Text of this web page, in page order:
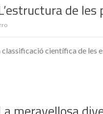
de les
científica de les